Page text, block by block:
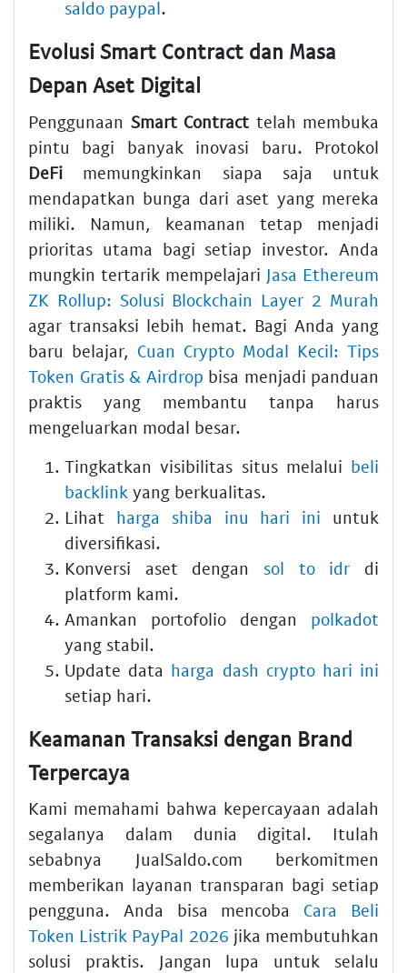
saldo paypal.
Evolusi Smart Contract dan Masa
Depan Aset Digital
Penggunaan Smart Contract telah membuka
pintu bagi banyak inovasi baru. Protokol
DeFi memungkinkan siapa saja untuk
mendapatkan bunga dari aset yang mereka
miliki. Namun, keamanan tetap menjadi
prioritas utama bagi setiap investor. Anda
mungkin tertarik mempelajari Jasa Ethereum
ZK Rollup: Solusi Blockchain Layer 2 Murah
agar transaksi lebih hemat. Bagi Anda yang
baru belajar, Cuan Crypto Modal Kecil: Tips
Token Gratis & Airdrop bisa menjadi panduan
praktis yang membantu tanpa harus
mengeluarkan modal besar.
Tingkatkan visibilitas situs melalui beli
backlink yang berkualitas.
Lihat harga shiba inu hari ini untuk
diversifikasi.
Konversi aset dengan sol to idr di
platform kami.
Amankan portofolio dengan polkadot
yang stabil.
Update data harga dash crypto hari ini
setiap hari.
Keamanan Transaksi dengan Brand
Terpercaya
Kami memahami bahwa kepercayaan adalah
segalanya dalam dunia digital. Itulah
sebabnya JualSaldo.com berkomitmen
memberikan layanan transparan bagi setiap
pengguna. Anda bisa mencoba Cara Beli
Token Listrik PayPal 2026 jika membutuhkan
solusi praktis. Jangan lupa untuk selalu